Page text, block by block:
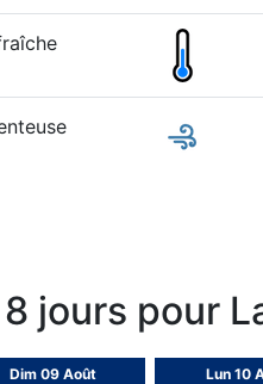
jours pour
Dim 09 Août Lun 10